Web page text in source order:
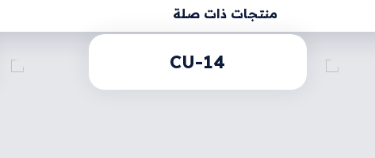
منتجات ذات صلة
CU-14